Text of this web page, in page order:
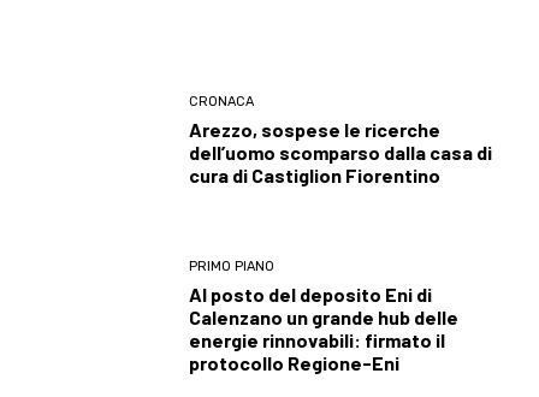
CRONACA
Arezzo, sospese le ricerche
dell’uomo scomparso dalla casa di
cura di Castiglion Fiorentino
PRIMO PIANO
Al posto del deposito Eni di
Calenzano un grande hub delle
energie rinnovabili: firmato il
protocollo Regione-Eni